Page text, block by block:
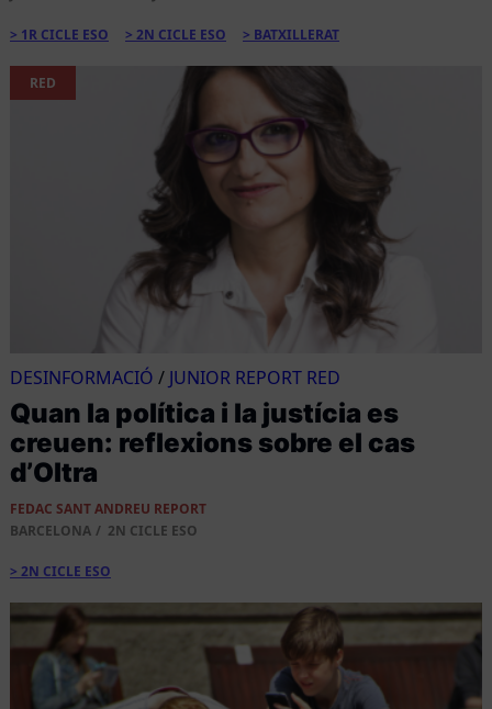
1R CICLE ESO 2N CICLE ESO BATXILLERAT
RED
DESINFORMACIÓ / JUNIOR REPORT RED
Quan la política i la justícia es
creuen: reflexions sobre el cas
d’Oltra
FEDAC SANT ANDREU REPORT
BARCELONA
2N CICLE ESO
2N CICLE ESO